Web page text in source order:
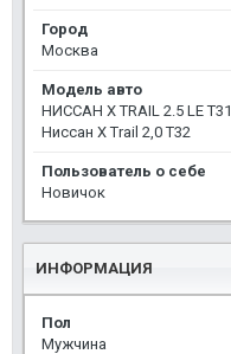
Город
Москва
Модель авто
НИССАН X TRAIL 2.5 LE T31
Ниссан X Trail 2,0 T32
Пользователь о себе
Новичок
ИНФОРМАЦИЯ
Пол
Мужчина